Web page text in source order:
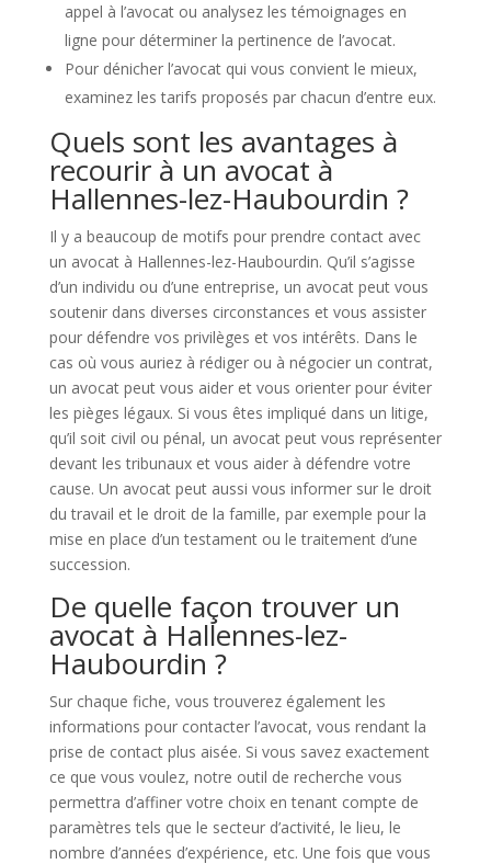
appel à l’avocat ou analysez les témoignages en
ligne pour déterminer la pertinence de l’avocat.
Pour dénicher l’avocat qui vous convient le mieux,
examinez les tarifs proposés par chacun d’entre eux.
Quels sont les avantages à
recourir à un avocat à
Hallennes-lez-Haubourdin ?
Il y a beaucoup de motifs pour prendre contact avec
un avocat à Hallennes-lez-Haubourdin. Qu’il s’agisse
d’un individu ou d’une entreprise, un avocat peut vous
soutenir dans diverses circonstances et vous assister
pour défendre vos privilèges et vos intérêts. Dans le
cas où vous auriez à rédiger ou à négocier un contrat,
un avocat peut vous aider et vous orienter pour éviter
les pièges légaux. Si vous êtes impliqué dans un litige,
qu’il soit civil ou pénal, un avocat peut vous représenter
devant les tribunaux et vous aider à défendre votre
cause. Un avocat peut aussi vous informer sur le droit
du travail et le droit de la famille, par exemple pour la
mise en place d’un testament ou le traitement d’une
succession.
De quelle façon trouver un
avocat à Hallennes-lez-
Haubourdin ?
Sur chaque fiche, vous trouverez également les
informations pour contacter l’avocat, vous rendant la
prise de contact plus aisée. Si vous savez exactement
ce que vous voulez, notre outil de recherche vous
permettra d’affiner votre choix en tenant compte de
paramètres tels que le secteur d’activité, le lieu, le
nombre d’années d’expérience, etc. Une fois que vous